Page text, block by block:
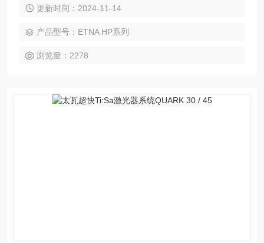
应用。ETNA HP基于THALES最新半导体激光泵浦腔技术展现
更新时间：2024-11-14
产品型号：ETNA HP系列
浏览量：2278